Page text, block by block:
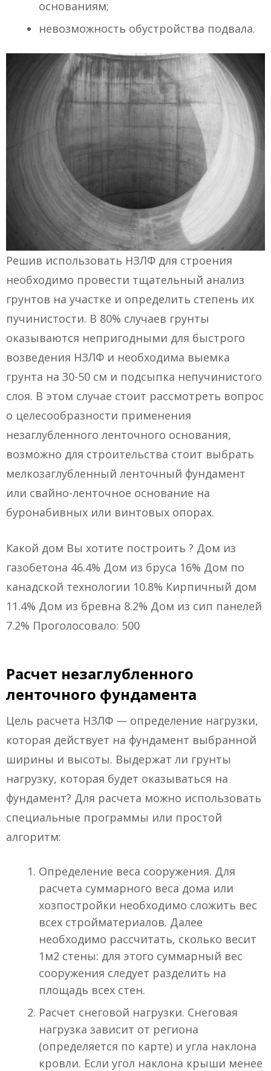
основаниям;
невозможность обустройства подвала.
Решив использовать НЗЛФ для строения
необходимо провести тщательный анализ
грунтов на участке и определить степень их
пучинистости. В 80% случаев грунты
оказываются непригодными для быстрого
возведения НЗЛФ и необходима выемка
грунта на 30-50 см и подсыпка непучинистого
слоя. В этом случае стоит рассмотреть вопрос
о целесообразности применения
незаглубленного ленточного основания,
возможно для строительства стоит выбрать
мелкозаглубленный ленточный фундамент
или свайно-ленточное основание на
буронабивных или винтовых опорах.
Какой дом Вы хотите построить ? Дом из
газобетона 46.4% Дом из бруса 16% Дом по
канадской технологии 10.8% Кирпичный дом
11.4% Дом из бревна 8.2% Дом из сип панелей
7.2% Проголосовало: 500
Расчет незаглубленного
ленточного фундамента
Цель расчета НЗЛФ — определение нагрузки,
которая действует на фундамент выбранной
ширины и высоты. Выдержат ли грунты
нагрузку, которая будет оказываться на
фундамент? Для расчета можно использовать
специальные программы или простой
алгоритм:
Определение веса сооружения. Для
расчета суммарного веса дома или
хозпостройки необходимо сложить вес
всех стройматериалов. Далее
необходимо рассчитать, сколько весит
1м2 стены: для этого суммарный вес
сооружения следует разделить на
площадь всех стен.
Расчет снеговой нагрузки. Снеговая
нагрузка зависит от региона
(определяется по карте) и угла наклона
кровли. Если угол наклона крыши менее